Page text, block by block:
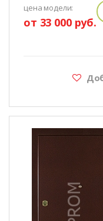
цена модели:
от 33 000 руб.